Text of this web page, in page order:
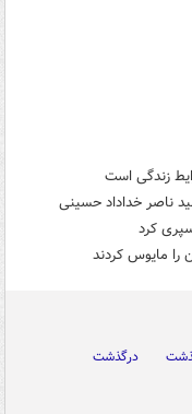
زندگی است
ناصر خداداد حسینی
کرد
را مایوس کردند
درگذشت